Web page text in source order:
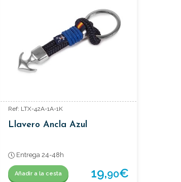
Ref: LTX-42A-1A-1K
Llavero Ancla Azul
Entrega 24-48h
Añadir a la cesta 19,90€